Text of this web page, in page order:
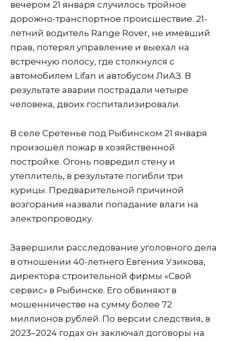
вечером 21 января случилось тройное
дорожно-транспортное происшествие. 21-
летний водитель Range Rover, не имевший
прав, потерял управление и выехал на
встречную полосу, где столкнулся с
автомобилем Lifan и автобусом ЛиАЗ. В
результате аварии пострадали четыре
человека, двоих госпитализировали.
В селе Сретенье под Рыбинском 21 января
произошёл пожар в хозяйственной
постройке. Огонь повредил стену и
утеплитель, в результате погибли три
курицы. Предварительной причиной
возгорания назвали попадание влаги на
электропроводку.
Завершили расследование уголовного дела
в отношении 40-летнего Евгения Узикова,
директора строительной фирмы «Свой
сервис» в Рыбинске. Его обвиняют в
мошенничестве на сумму более 72
миллионов рублей. По версии следствия, в
2023–2024 годах он заключал договоры на